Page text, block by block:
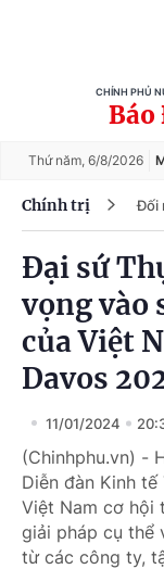
CHÍNH PHỦ
Báo
Thứ năm, 6/8/2026
Chính trị Đối
Đại sứ
vọng vào
của Việt
Davos
11/01/2024
(Chinhphu.vn) -
Diễn đàn Kinh
Việt Nam cơ hội
giải pháp cụ thể
từ các công ty,